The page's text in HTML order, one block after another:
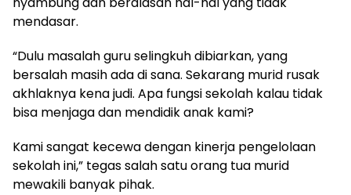
mendasar.
“Dulu masalah guru selingkuh dibiarkan, yang
bersalah masih ada di sana. Sekarang murid rusak
akhlaknya kena judi. Apa fungsi sekolah kalau tidak
bisa menjaga dan mendidik anak kami?
Kami sangat kecewa dengan kinerja pengelolaan
sekolah ini,” tegas salah satu orang tua murid
mewakili banyak pihak.